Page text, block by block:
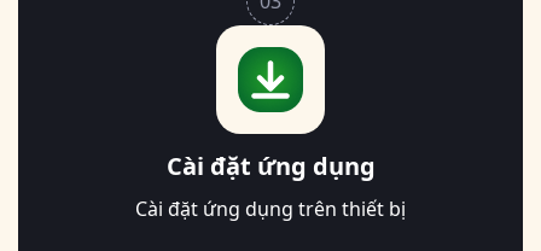
Cài đặt ứng dụng
Cài đặt ứng dụng trên thiết bị